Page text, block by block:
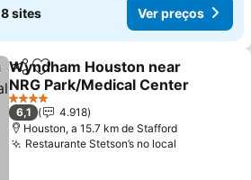
8 sites Ver preços
PartilharAdicionar aos favoritos
Wyndham Houston near
NRG Park/Medical Center
Ver preços
4 Estrelas
6,1
4.918
Houston, a 15.7 km de Stafford
Restaurante Stetson’s no local